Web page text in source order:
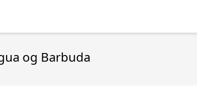
og Barbuda